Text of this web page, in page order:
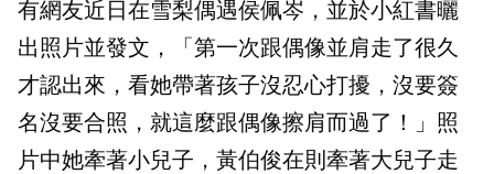
有網友近日在雪梨偶遇侯佩岑，並於小紅書曬
出照片並發文，「第一次跟偶像並肩走了很久
才認出來，看她帶著孩子沒忍心打擾，沒要簽
名沒要合照，就這麼跟偶像擦肩而過了！」照
片中她牽著小兒子，黃伯俊在則牽著大兒子走